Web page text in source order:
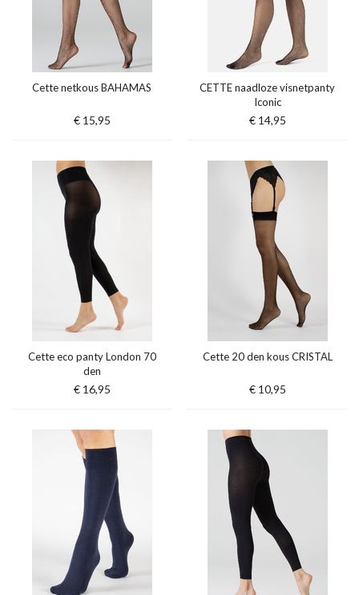
Cette netkous BAHAMAS
€ 15,95
CETTE naadloze visnetpanty
Iconic
€ 14,95
Cette eco panty London 70
den
€ 16,95
Cette 20 den kous CRISTAL
€ 10,95